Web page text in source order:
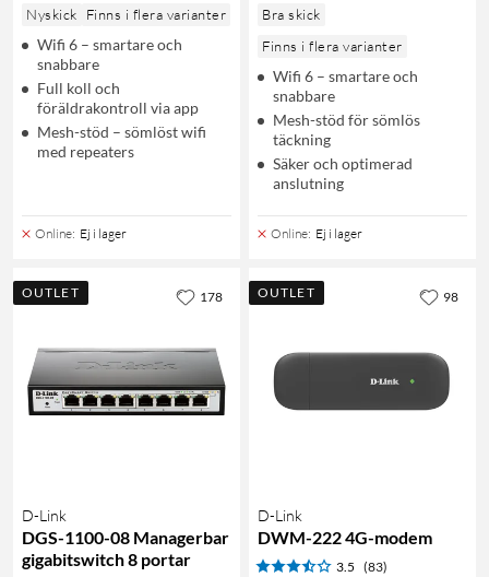
Nyskick Finns i flera varianter
Wifi 6 – smartare och
snabbare
Full koll och
föräldrakontroll via app
Mesh-stöd – sömlöst wifi
med repeaters
Online: Ej i lager
Bra skick
Finns i flera varianter
Wifi 6 – smartare och
snabbare
Mesh-stöd för sömlös
täckning
Säker och optimerad
anslutning
Online: Ej i lager
OUTLET
D-Link
DGS-1100-08 Managerbar
gigabitswitch 8 portar
178 OUTLET
D-Link
DWM-222 4G-modem
3.5 (83)
98